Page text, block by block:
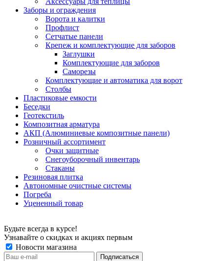
Заборы и ограждения
Ворота и калитки
Профлист
Сетчатые панели
Крепеж и комплектующие для заборов
Заглушки
Комплектующие для заборов
Саморезы
Комплектующие и автоматика для ворот
Столбы
Пластиковые емкости
Беседки
Геотекстиль
Композитная арматура
АКП (Алюминиевые композитные панели)
Розничный ассортимент
Очки защитные
Снегоуборочный инвентарь
Стаканы
Резиновая плитка
Автономные очистные системы
Погреба
Уцененный товар
Будьте всегда в курсе!
Узнавайте о скидках и акциях первым
Новости магазина